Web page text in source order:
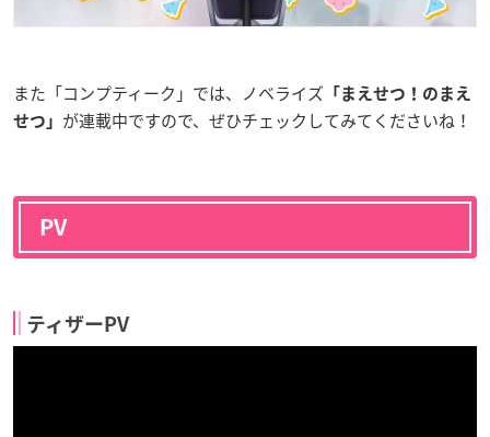
また「コンプティーク」では、ノベライズ 「まえせつ！のまえ
せつ」 が連載中ですので、ぜひチェックしてみてくださいね！
PV
ティザーPV